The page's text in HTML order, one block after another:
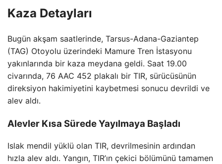
Kaza Detayları
Bugün akşam saatlerinde, Tarsus-Adana-Gaziantep
(TAG) Otoyolu üzerindeki Mamure Tren İstasyonu
yakınlarında bir kaza meydana geldi. Saat 19.00
civarında, 76 AAC 452 plakalı bir TIR, sürücüsünün
direksiyon hakimiyetini kaybetmesi sonucu devrildi ve
alev aldı.
Alevler Kısa Sürede Yayılmaya Başladı
Islak mendil yüklü olan TIR, devrilmesinin ardından
hızla alev aldı. Yangın, TIR’ın çekici bölümünü tamamen